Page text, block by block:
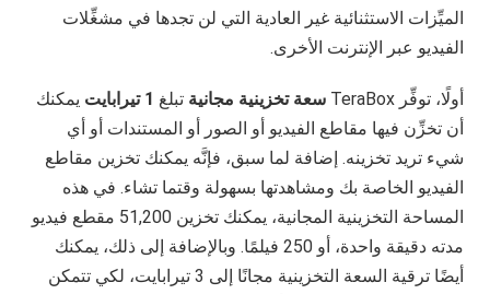
الميِّزات الاستثنائية غير العادية التي لن تجدها في مشغِّلات
الفيديو عبر الإنترنت الأخرى.
أولًا، توفِّر TeraBox سعة تخزينية مجانية تبلغ 1 تيرابايت
يمكنك
أن تخزِّن فيها مقاطع الفيديو أو الصور أو المستندات أو أي
شيء تريد تخزينه. إضافة لما سبق، فإنَّه يمكنك تخزين مقاطع
الفيديو الخاصة بك ومشاهدتها بسهولة وقتما تشاء. في هذه
المساحة التخزينية المجانية، يمكنك تخزين 51,200 مقطع فيديو
مدته دقيقة واحدة، أو 250 فيلمًا. وبالإضافة إلى ذلك، يمكنك
أيضًا ترقية السعة التخزينية مجانًا إلى 3 تيرابايت، لكي تتمكن